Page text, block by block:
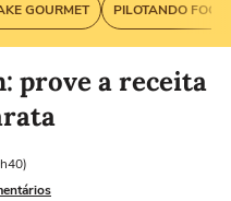
GOURMET PILOTANDO
prove a receita